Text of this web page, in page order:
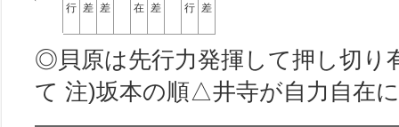
行 差 差
在 差
行 差
◎貝原は先行力発揮して押し切り
て 注)坂本の順△井寺が自力自在